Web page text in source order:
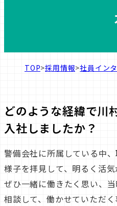
TOP>採用情報>社員イン
どのような経緯で川
入社しましたか？
警備会社に所属している中
様子を拝見して、明るく活気
ぜひ一緒に働きたく思い、
相談して、働かせていただ